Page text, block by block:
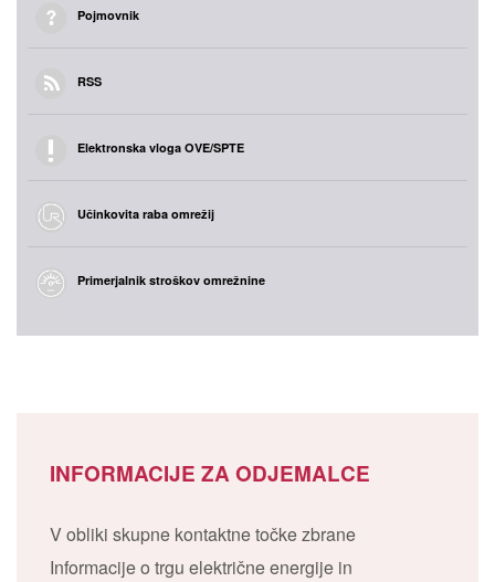
Pojmovnik
RSS
Elektronska vloga OVE/SPTE
Učinkovita raba omrežij
Primerjalnik stroškov omrežnine
INFORMACIJE ZA ODJEMALCE
V obliki skupne kontaktne točke zbrane
Informacije o trgu električne energije in